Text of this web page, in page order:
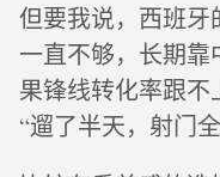
但要我说，西班牙
一直不够，长期
果锋线转化率跟
“遛了半天，射门全